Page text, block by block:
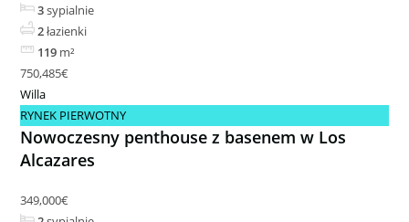
3sypialnie
2łazienki
119 m²
750,485€
Willa
RYNEK PIERWOTNY
Nowoczesny penthouse z basenem w Los
Alcazares
349,000€